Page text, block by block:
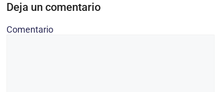
Deja un comentario
Comentario